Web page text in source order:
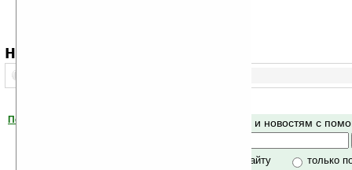
навигация:
Помогите Ладошкам стать лучше
Поиск по сайту и новостям с
только по сайту
только